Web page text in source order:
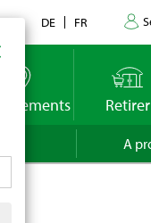
DE FR
Retirer
A